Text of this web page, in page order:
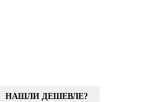
НАШЛИ ДЕШЕВЛЕ?